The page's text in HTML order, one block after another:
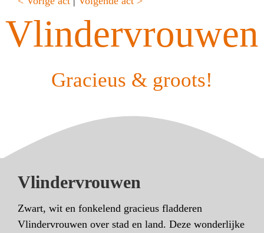
Vlindervrouwen
Gracieus & groots!
Vlindervrouwen
Zwart, wit en fonkelend gracieus fladderen
Vlindervrouwen over stad en land. Deze wonderlijke